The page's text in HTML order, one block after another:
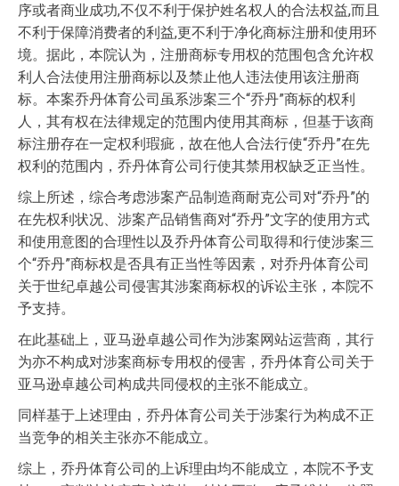
序或者商业成功,不仅不利于保护姓名权人的合法权益,而且
不利于保障消费者的利益,更不利于净化商标注册和使用环
境。据此，本院认为，注册商标专用权的范围包含允许权
利人合法使用注册商标以及禁止他人违法使用该注册商
标。本案乔丹体育公司虽系涉案三个“乔丹”商标的权利
人，其有权在法律规定的范围内使用其商标，但基于该商
标注册存在一定权利瑕疵，故在他人合法行使“乔丹”在先
权利的范围内，乔丹体育公司行使其禁用权缺乏正当性。
综上所述，综合考虑涉案产品制造商耐克公司对“乔丹”的
在先权利状况、涉案产品销售商对“乔丹”文字的使用方式
和使用意图的合理性以及乔丹体育公司取得和行使涉案三
个“乔丹”商标权是否具有正当性等因素，对乔丹体育公司
关于世纪卓越公司侵害其涉案商标权的诉讼主张，本院不
予支持。
在此基础上，亚马逊卓越公司作为涉案网站运营商，其行
为亦不构成对涉案商标专用权的侵害，乔丹体育公司关于
亚马逊卓越公司构成共同侵权的主张不能成立。
同样基于上述理由，乔丹体育公司关于涉案行为构成不正
当竞争的相关主张亦不能成立。
综上，乔丹体育公司的上诉理由均不能成立，本院不予支